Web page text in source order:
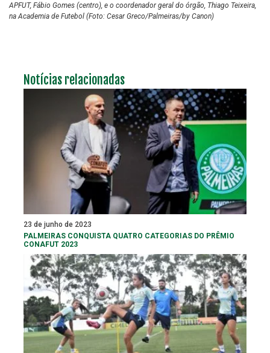
APFUT, Fábio Gomes (centro), e o coordenador geral do órgão, Thiago Teixeira,
na Academia de Futebol (Foto: Cesar Greco/Palmeiras/by Canon)
Notícias relacionadas
23 de junho de 2023
PALMEIRAS CONQUISTA QUATRO CATEGORIAS DO PRÊMIO
CONAFUT 2023